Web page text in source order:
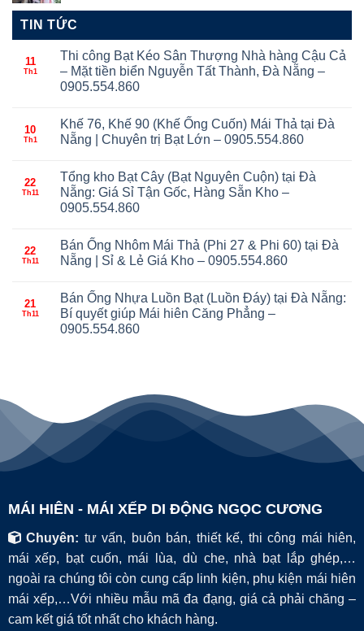
TIN TỨC
11
Th1
Thi công Bạt Kéo Sân Thượng Nhà hàng Cậu Cả
– Mặt tiền biển Nguyễn Tất Thành, Đà Nẵng –
0905.554.860
10
Th1
Khế 76, Khế 90 (Khế Ống Cuốn) Mái Thả tại Đà
Nẵng | Chuyên trị Bạt Lớn – 0905.554.860
22
Th11
Tổng kho Bạt Cây (Bạt Nguyên Cuộn) tại Đà
Nẵng: Giá Sỉ Tận Gốc, Hàng Sẵn Kho –
0905.554.860
22
Th11
Bán Ống Nhôm Mái Thả (Phi 27 & Phi 60) tại Đà
Nẵng | Sỉ & Lẻ Giá Kho – 0905.554.860
21
Th11
Bán Ống Nhựa Luồn Bạt (Luồn Đáy) tại Đà Nẵng:
Bí quyết giúp Mái hiên Căng Phẳng –
0905.554.860
MÁI HIÊN - MÁI XẾP DI ĐỘNG NGỌC CƯƠNG
Chuyên: tư vấn, buôn bán, thiết kế, thi công mái hiên,
mái xếp, bạt cuốn, mái lùa, dù che, nhà bạt lắp ghép,…
ngoài ra chúng tôi còn cung cấp linh kiện, phụ kiện mái hiên
mái xếp,…Với nhiều mẫu mã đa đạng, giá cả phải chăng –
cam kết giá tốt nhất cho khách hàng.